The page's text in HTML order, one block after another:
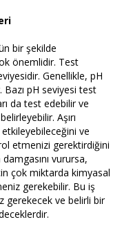
bir şekilde
önemlidir. Test
Genellikle, pH
Bazı pH seviyesi test
da test edebilir ve
Aşırı
etkileyebileceğini ve
etmenizi gerektirdiğini
damgasını vurursa,
çok miktarda kimyasal
gerekebilir. Bu iş
gerekecek ve belirli bir